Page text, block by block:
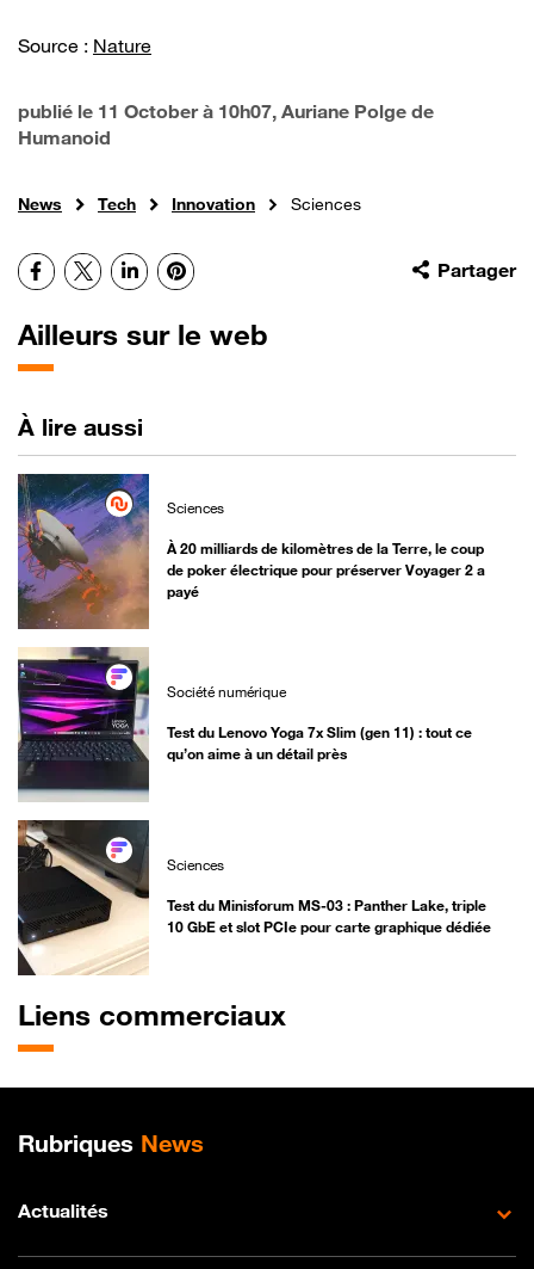
Source : Nature
publié le 11 October à 10h07, Auriane Polge de
Humanoid
News Tech Innovation Sciences
Partager
Facebook
X LinkedInPinterest
Ailleurs sur le web
À lire aussi
Sciences
À 20 milliards de kilomètres de la Terre, le coup
de poker électrique pour préserver Voyager 2 a
payé
Société numérique
Test du Lenovo Yoga 7x Slim (gen 11) : tout ce
qu’on aime à un détail près
Sciences
Test du Minisforum MS-03 : Panther Lake, triple
10 GbE et slot PCIe pour carte graphique dédiée
Liens commerciaux
Plan de site
Rubriques News
Actualités